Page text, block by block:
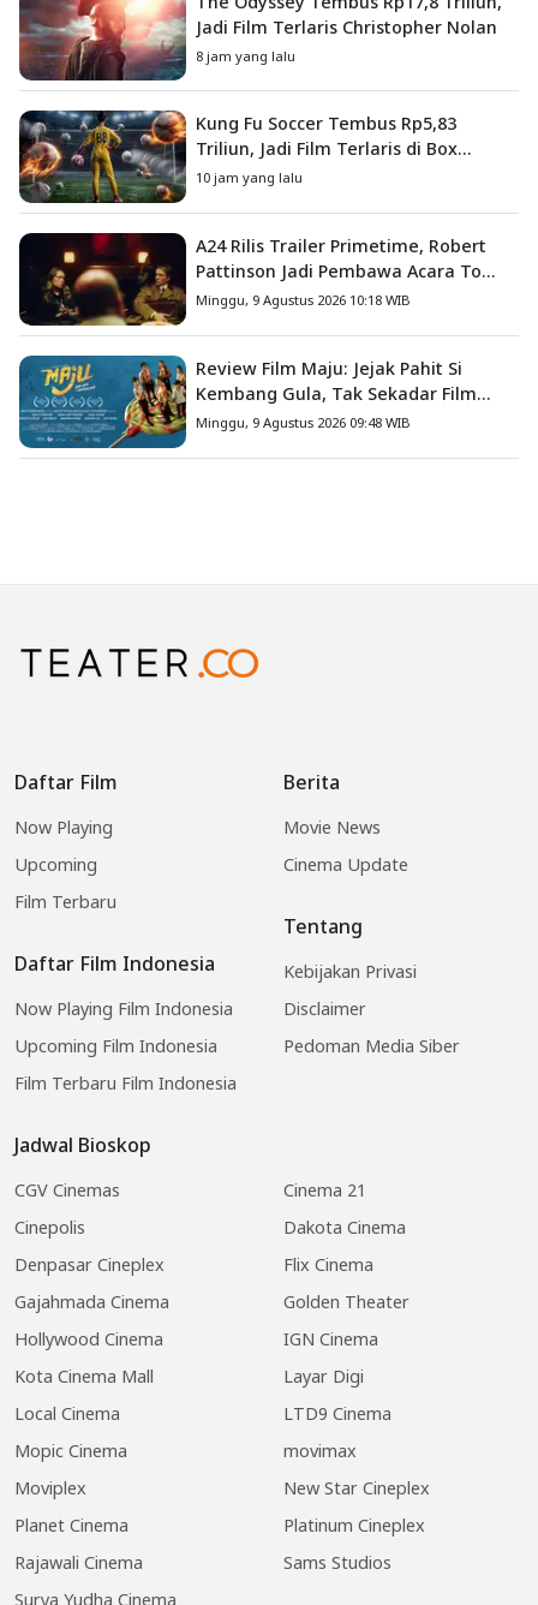
Jadi Film Terlaris Christopher Nolan
8 jam yang lalu
Kung Fu Soccer Tembus Rp5,83
Triliun, Jadi Film Terlaris di Box
Office China
10 jam yang lalu
A24 Rilis Trailer Primetime, Robert
Pattinson Jadi Pembawa Acara To
Catch a Predator
Minggu, 9 Agustus 2026 10:18 WIB
Review Film Maju: Jejak Pahit Si
Kembang Gula, Tak Sekadar Film
Petualangan Anak
Minggu, 9 Agustus 2026 09:48 WIB
Daftar Film
Now Playing
Upcoming
Film Terbaru
Daftar Film Indonesia
Now Playing Film Indonesia
Upcoming Film Indonesia
Film Terbaru Film Indonesia
Jadwal Bioskop
CGV Cinemas
Cinema 21
Cinepolis
Dakota Cinema
Denpasar Cineplex
Flix Cinema
Gajahmada Cinema
Golden Theater
Hollywood Cinema
IGN Cinema
Kota Cinema Mall
Layar Digi
Local Cinema
LTD9 Cinema
Mopic Cinema
movimax
Moviplex
New Star Cineplex
Planet Cinema
Platinum Cineplex
Rajawali Cinema
Sams Studios
Surya Yudha Cinema
Berita
Movie News
Cinema Update
Tentang
Kebijakan Privasi
Disclaimer
Pedoman Media Siber